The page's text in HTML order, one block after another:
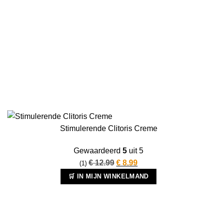
Stimulerende Clitoris Creme
Gewaardeerd 5 uit 5
(1) €12.99 Oorspronkelijke
prijs
was:
€ 8.99Huidige
prijs
is:
🛒 IN MIJN WINKELMAND